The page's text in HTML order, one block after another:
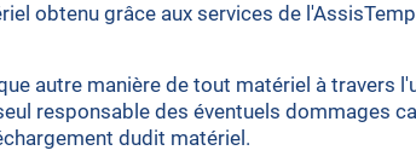
obtenu grâce aux services de
autre manière de tout matériel à
responsable des éventuels dommages
dudit matériel.